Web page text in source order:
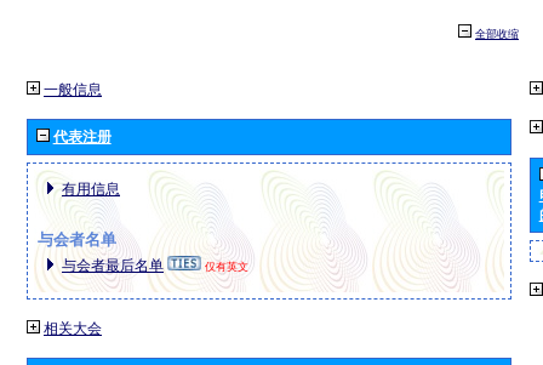
全部收缩
一般信息
代表注册
有用信息
与会者名单
与会者最后名单 仅有英文
相关大会